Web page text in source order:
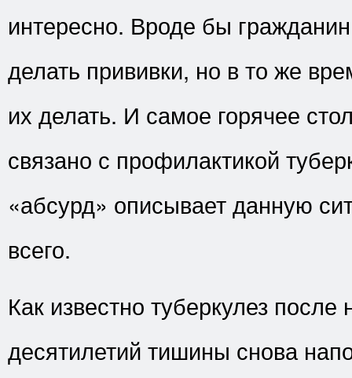
интересно. Вроде бы
делать прививки, но в то же
их делать. И самое горячее
связано с профилактикой
«абсурд» описывает данную
всего.
Как известно туберкулез после
десятилетий тишины снова